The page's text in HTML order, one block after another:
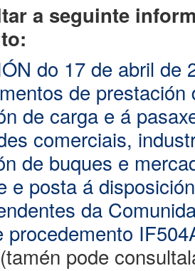
a seguinte
do 17 de abril de
de
de carga e á
comerciais,
de buques e
e posta á
da
procedemento
pode